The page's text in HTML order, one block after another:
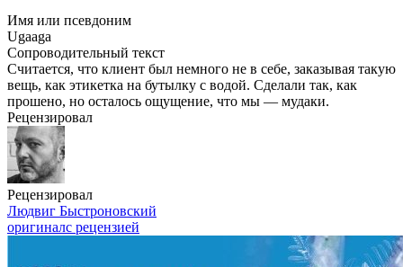
Имя или псевдоним
Ugaaga
Сопроводительный текст
Считается, что клиент был немного не в себе, заказывая такую
вещь, как этикетка на бутылку с водой. Сделали так, как
прошено, но осталось ощущение, что мы — мудаки.
Рецензировал
Рецензировал
Людвиг Быстроновский
оригиналс рецензией